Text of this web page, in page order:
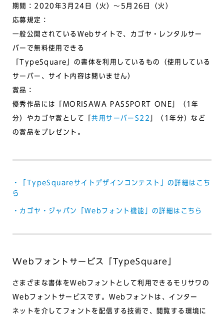
期間：2020年3月24日（火）〜5月26日（火）
応募規定：
一般公開されているWebサイトで、カゴヤ・レンタルサー
バーで無料使用できる
「TypeSquare」の書体を利用しているもの（使用している
サーバー、サイト内容は問いません）
賞品：
優秀作品には「MORISAWA PASSPORT ONE」（1年
分）やカゴヤ賞として「共用サーバーS22
」（1年分）など
の賞品をプレゼント。
・「TypeSquareサイトデザインコンテスト」の詳細はこち
ら
・カゴヤ・ジャパン「Webフォント機能」の詳細はこちら
Webフォントサービス「TypeSquare」
さまざまな書体をWebフォントとして利用できるモリサワの
Webフォントサービスです。Webフォントは、インター
ネットを介してフォントを配信する技術で、閲覧する環境に